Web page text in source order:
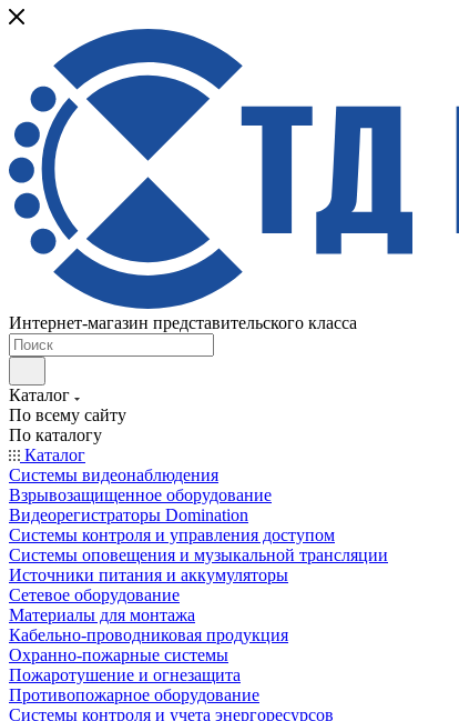
Интернет-магазин представительского класса
Каталог
По всему сайту
По каталогу
Каталог
Системы видеонаблюдения
Взрывозащищенное оборудование
Видеорегистраторы Domination
Системы контроля и управления доступом
Системы оповещения и музыкальной трансляции
Источники питания и аккумуляторы
Сетевое оборудование
Материалы для монтажа
Кабельно-проводниковая продукция
Охранно-пожарные системы
Пожаротушение и огнезащита
Противопожарное оборудование
Системы контроля и учета энергоресурсов